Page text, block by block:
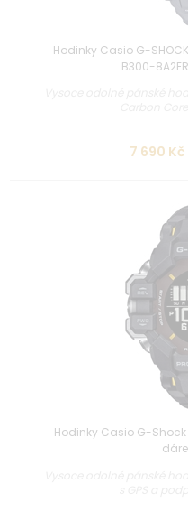
Hodinky Casio G-
B300-
7 690 Kč
Hodinky Casio G-Shock